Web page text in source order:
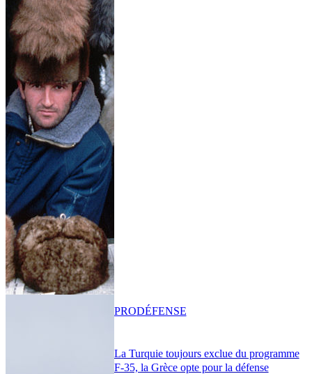
La Turquie toujours exclue du programme
F-35, la Grèce opte pour la défense
PRODÉFENSE